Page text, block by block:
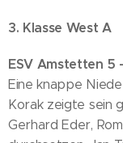
3. Klasse West A
ESV Amstetten 5
Eine knappe
Korak zeigte sein
Gerhard Eder,